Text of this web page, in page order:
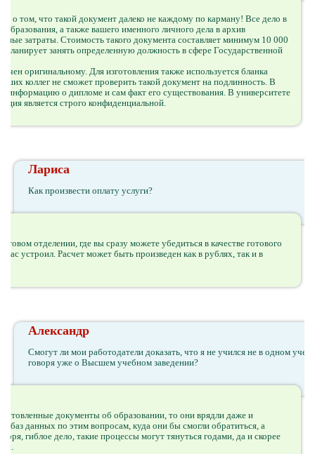
о том, что такой документ далеко не каждому по карману! Все дело в
а также вашего именного личного дела в архив
затраты. Стоимость такого документа составляет минимум 10 000
занять определенную должность в сфере Государственной
оригинальному. Для изготовления также используется бланка
коллег не сможет проверить такой документ на подлинность. В
информацию о дипломе и сам факт его существования. В университете
является строго конфиденциальной.
Лариса
Как произвести оплату услуги?
отделении, где вы сразу можете убедиться в качестве готового
устроил. Расчет может быть произведен как в рублях, так и в
Александр
Смогут ли мои работодатели доказать, что я не учился не в одном
говоря уже о Высшем учебном заведении?
документы об образовании, то они врядли даже и
баз данных по этим вопросам, куда они бы смогли обратиться, а
гиблое дело, такие процессы могут тянуться годами, да и скорее